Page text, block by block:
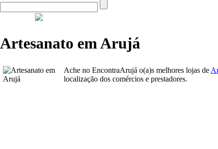
Artesanato em Arujá
Ache no EncontraArujá o(a)s melhores lojas de
localização dos comércios e prestadores.